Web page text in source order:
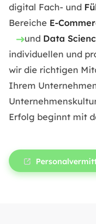
digital Fach- und
Bereiche E-
und Data
individuellen und
wir die richtigen
Ihrem
Erfolg beginnt mit